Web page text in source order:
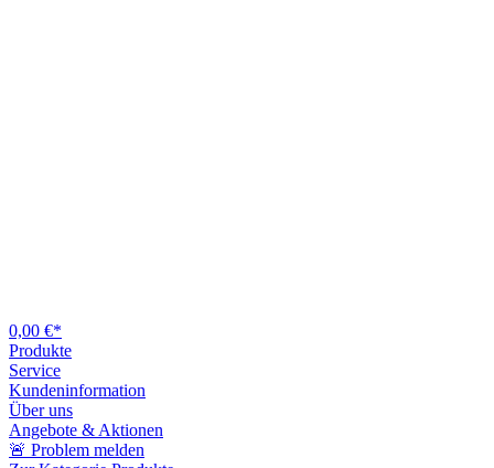
0,00 €*
Produkte
Service
Kundeninformation
Über uns
Angebote & Aktionen
🚨 Problem melden